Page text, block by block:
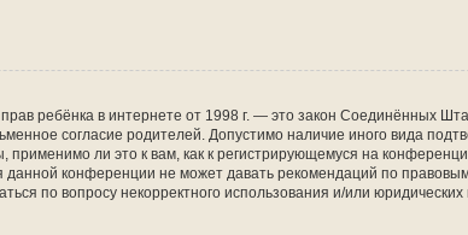
ребёнка в интернете от 1998 г. — это закон Соединённых
согласие родителей. Допустимо наличие иного вида
ли это к вам, как к регистрирующемуся на
конференции не может давать рекомендаций по
по вопросу некорректного использования и/или